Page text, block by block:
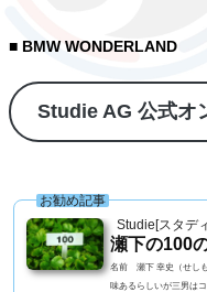
■ BMW WONDERLAND
Studie AG 公式オ
Studie[スタデ
お勧め記事
瀬下の100
名前 瀬下 幸史（せし
味あるらしいが三男は